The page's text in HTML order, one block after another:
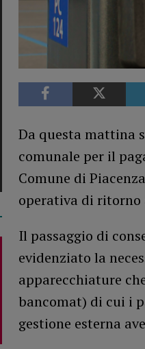
Da questa mattina
comunale per il
Comune di
operativa di ritorno
Il passaggio di
evidenziato la
apparecchiature
bancomat) di cui i
gestione esterna